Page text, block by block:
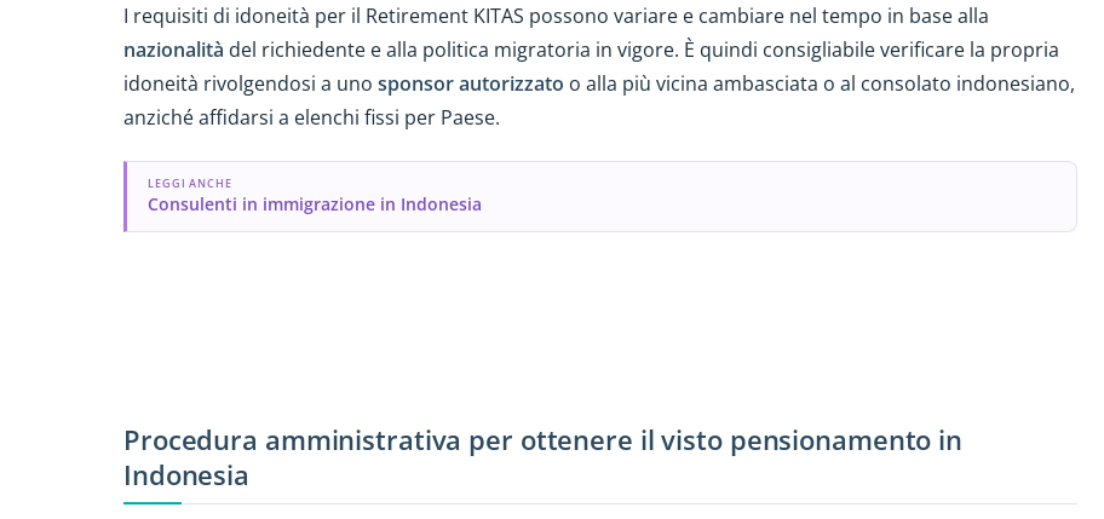
I requisiti di idoneità per il Retirement KITAS possono variare e cambiare nel tempo in base alla
nazionalità del richiedente e alla politica migratoria in vigore. È quindi consigliabile verificare la propria
idoneità rivolgendosi a uno sponsor autorizzato o alla più vicina ambasciata o al consolato indonesiano,
anziché affidarsi a elenchi fissi per Paese.
LEGGI ANCHE
Consulenti in immigrazione in Indonesia
Procedura amministrativa per ottenere il visto pensionamento in
Indonesia